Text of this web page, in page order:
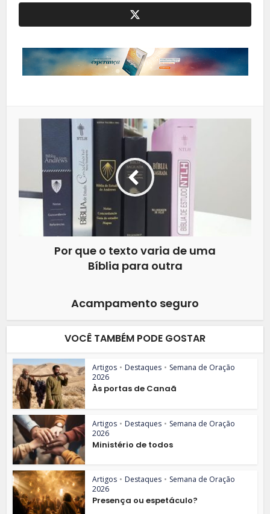
Por que o texto varia de uma
Bíblia para outra
Acampamento seguro
VOCÊ TAMBÉM PODE GOSTAR
Artigos • Destaques • Semana de Oração
2026
Às portas de Canaã
Artigos • Destaques • Semana de Oração
2026
Ministério de todos
Artigos • Destaques • Semana de Oração
2026
Presença ou espetáculo?